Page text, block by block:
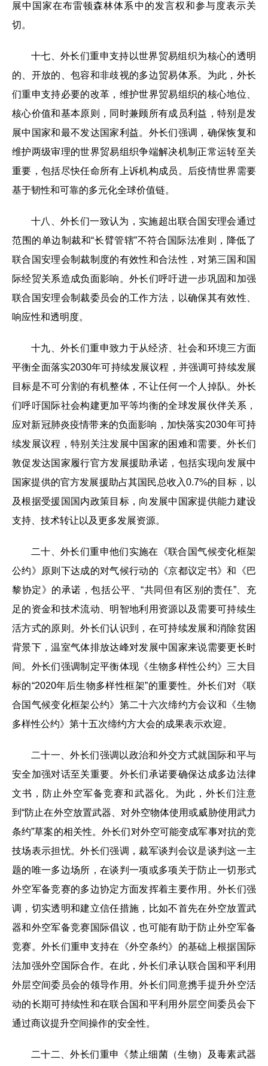
展中国家在布雷顿森林体系中的发言权和参与度表示关
切。
十七、外长们重申支持以世界贸易组织为核心的透明
的、开放的、包容和非歧视的多边贸易体系。为此，外长
们重申支持必要的改革，维护世界贸易组织的核心地位、
核心价值和基本原则，同时兼顾所有成员利益，特别是发
展中国家和最不发达国家利益。外长们强调，确保恢复和
维护两级审理的世界贸易组织争端解决机制正常运转至关
重要，包括尽快任命所有上诉机构成员。后疫情世界需要
基于韧性和可靠的多元化全球价值链。
十八、外长们一致认为，实施超出联合国安理会通过
范围的单边制裁和“长臂管辖”不符合国际法准则，降低了
联合国安理会制裁制度的有效性和合法性，对第三国和国
际经贸关系造成负面影响。外长们呼吁进一步巩固和加强
联合国安理会制裁委员会的工作方法，以确保其有效性、
响应性和透明度。
十九、外长们重申致力于从经济、社会和环境三方面
平衡全面落实2030年可持续发展议程，并强调可持续发展
目标是不可分割的有机整体，不让任何一个人掉队。外长
们呼吁国际社会构建更加平等均衡的全球发展伙伴关系，
应对新冠肺炎疫情带来的负面影响，加快落实2030年可持
续发展议程，特别关注发展中国家的困难和需要。外长们
敦促发达国家履行官方发展援助承诺，包括实现向发展中
国家提供的官方发展援助占其国民总收入0.7%的目标，以
及根据受援国国内政策目标，向发展中国家提供能力建设
支持、技术转让以及更多发展资源。
二十、外长们重申他们实施在《联合国气候变化框架
公约》原则下达成的对气候行动的《京都议定书》和《巴
黎协定》的承诺，包括公平、“共同但有区别的责任”、充
足的资金和技术流动、明智地利用资源以及需要可持续生
活方式的原则。外长们认识到，在可持续发展和消除贫困
背景下，温室气体排放达峰对发展中国家来说需要更长时
间。外长们强调制定平衡体现《生物多样性公约》三大目
标的“2020年后生物多样性框架”的重要性。外长们对《联
合国气候变化框架公约》第二十六次缔约方会议和《生物
多样性公约》第十五次缔约方大会的成果表示欢迎。
二十一、外长们强调以政治和外交方式就国际和平与
安全加强对话至关重要。外长们承诺要确保达成多边法律
文书，防止外空军备竞赛和武器化。为此，外长们注意
到“防止在外空放置武器、对外空物体使用或威胁使用武力
条约”草案的相关性。外长们对外空可能变成军事对抗的竞
技场表示担忧。外长们强调，裁军谈判会议是谈判这一主
题的唯一多边场所，在谈判一项或多项关于防止一切形式
外空军备竞赛的多边协定方面发挥着主要作用。外长们强
调，切实透明和建立信任措施，比如不首先在外空放置武
器和外空军备竞赛国际倡议，也可能有助于防止外空军备
竞赛。外长们重申支持在《外空条约》的基础上根据国际
法加强外空国际合作。在此，外长们承认联合国和平利用
外层空间委员会的领导作用。外长们同意携手提升外空活
动的长期可持续性和在联合国和平利用外层空间委员会下
通过商议提升空间操作的安全性。
二十二、外长们重申《禁止细菌（生物）及毒素武器